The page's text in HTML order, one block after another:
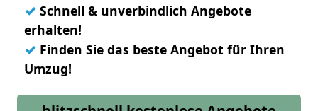
✓ Schnell & unverbindlich Angebote
erhalten!
✓ Finden Sie das beste Angebot für Ihren
Umzug!